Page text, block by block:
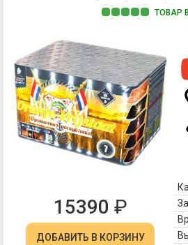
ТОВАР
15390 ₽
ДОБАВИТЬ В КОРЗИНУ